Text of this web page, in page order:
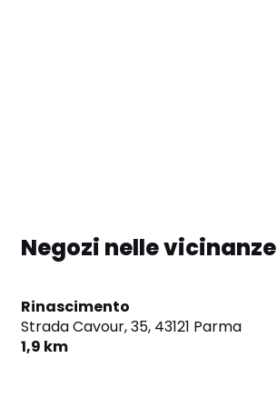
Negozi nelle vicinanze
Rinascimento
Strada Cavour, 35, 43121 Parma
1,9 km